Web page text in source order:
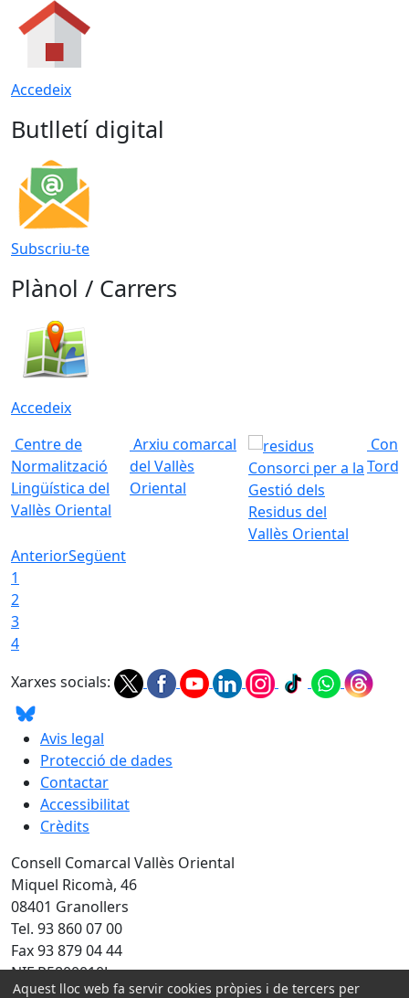
Accedeix
Butlletí digital
Subscriu-te
Plànol / Carrers
Accedeix
Centre de
Normalització
Lingüística del
Vallès Oriental
Arxiu comarcal
del Vallès
Oriental
Consorci per a la
Gestió dels
Residus del
Vallès Oriental
AnteriorSegüent
1
2
3
4
Xarxes socials:
Avis legal
Protecció de dades
Contactar
Accessibilitat
Crèdits
Consell Comarcal Vallès Oriental
Miquel Ricomà, 46
08401 Granollers
Tel. 93 860 07 00
Fax 93 879 04 44
NIF P5800010J
Aquest lloc web fa servir cookies pròpies i de tercers per